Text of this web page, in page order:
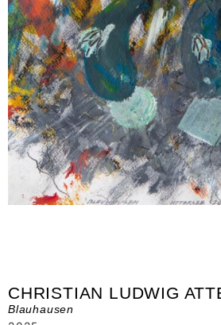
CHRISTIAN LUDWIG
Blauhausen